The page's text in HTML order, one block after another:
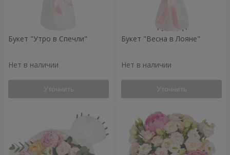
Букет "Утро в Спечли"
Нет в наличии
Уточнить
Букет "Весна в Лояне"
Нет в наличии
Уточнить